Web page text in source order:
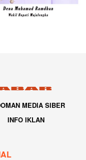
MEDIA SIBER
INFO IKLAN